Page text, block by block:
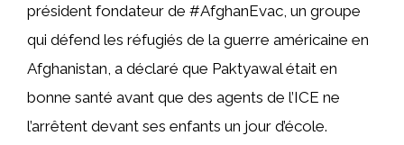
président fondateur de #AfghanEvac, un groupe
qui défend les réfugiés de la guerre américaine en
Afghanistan, a déclaré que Paktyawal était en
bonne santé avant que des agents de l’ICE ne
l’arrêtent devant ses enfants un jour d’école.